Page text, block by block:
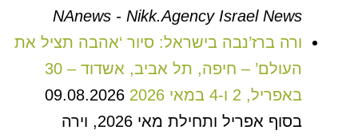
NAnews - Nikk.Agency Israel News
ורה ברז’נבה בישראל: סיור ‘אהבה תציל את
העולם’ – חיפה, תל אביב, אשדוד – 30
באפריל, 2 ו-4 במאי 2026
09.08.2026
בסוף אפריל ותחילת מאי 2026, וירה